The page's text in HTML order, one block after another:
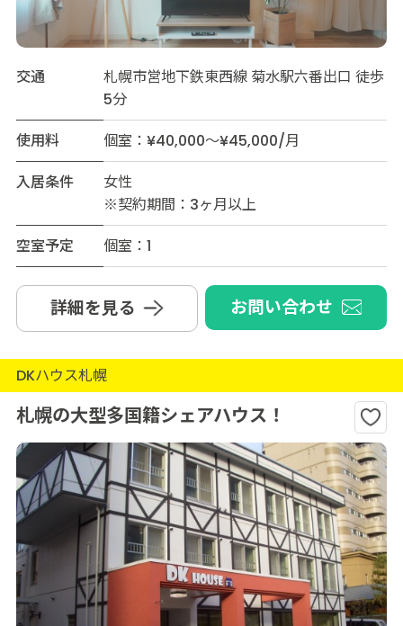
交通
札幌市営地下鉄東西線 菊水駅六番出口 徒歩
5分
使用料
個室：¥40,000～¥45,000/月
入居条件
女性
※契約期間：3ヶ月以上
空室予定
個室：1
詳細を見る お問い合わせ
DKハウス札幌
札幌の大型多国籍シェアハウス！